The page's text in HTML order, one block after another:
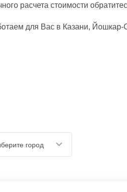
расчета стоимости
для Вас в Казани, Йошкар-
город